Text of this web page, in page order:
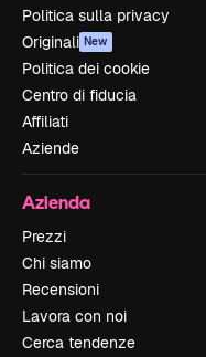
Politica sulla privacy
Originali New
Politica dei cookie
Centro di fiducia
Affiliati
Aziende
Azienda
Prezzi
Chi siamo
Recensioni
Lavora con noi
Cerca tendenze